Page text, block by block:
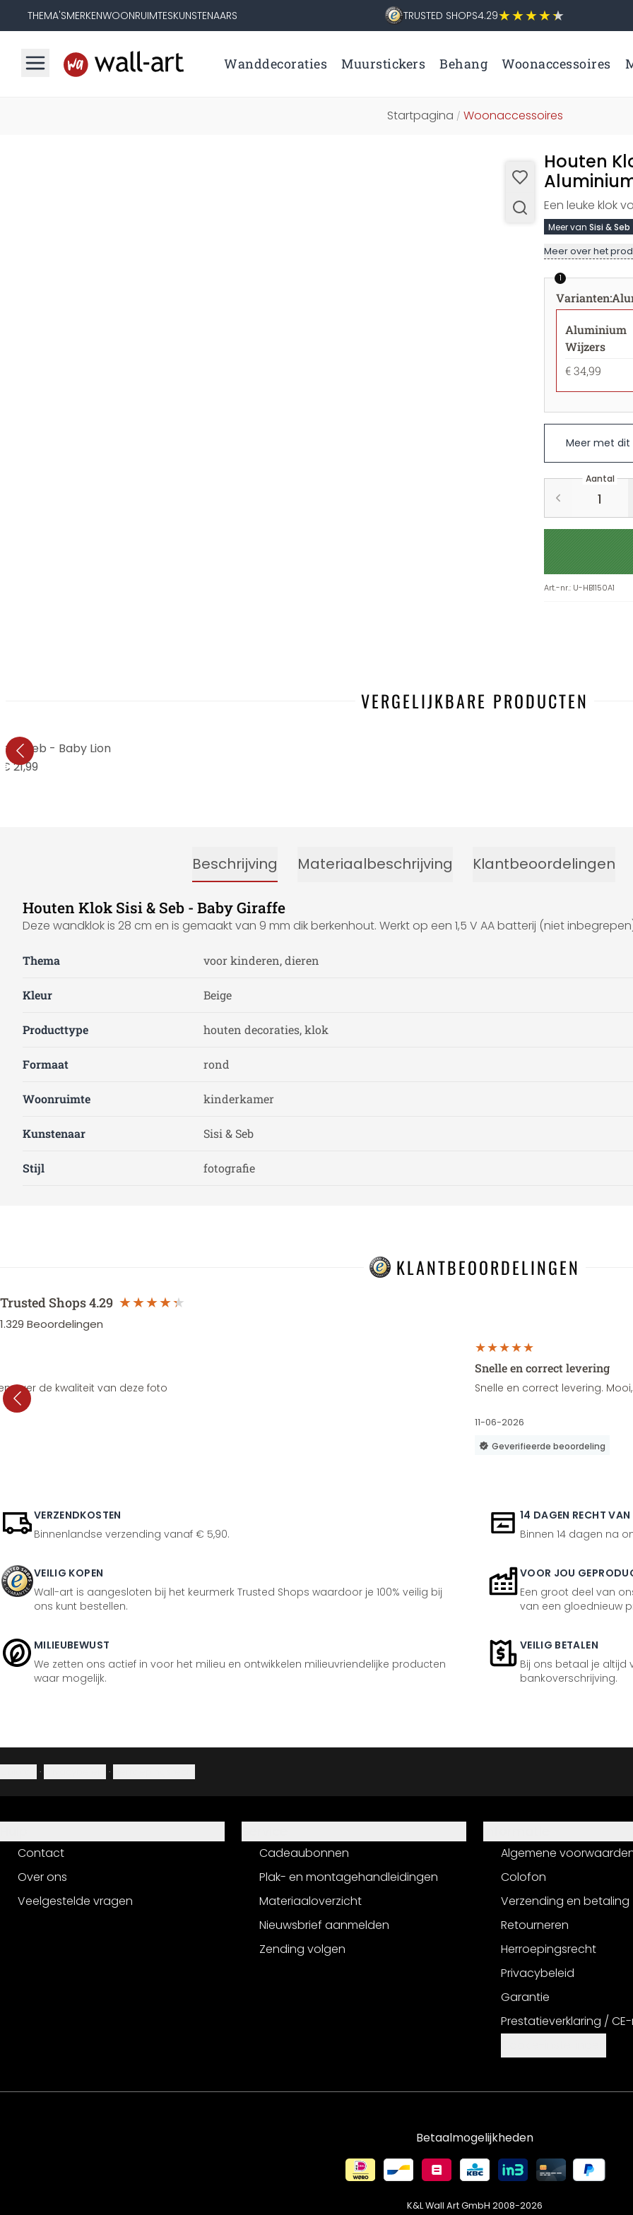
THEMA'SMERKENWOONRUIMTESKUNSTENAARS TRUSTED SHOPS4.29
Wanddecoraties Muurstickers Behang Woonaccessoires
Startpagina / Woonaccessoires
Houten
Een leuke klok
Meer van Sisi & Seb
Meer over het
1
Varianten:
Aluminium
Wijzers
€ 34,99
Meer met dit
Aantal
Art.-nr.: U-HB1150A1
VERGELIJKBARE PRODUCTEN
& Seb - Baby Lion
€ 21,99
Beschrijving Materiaalbeschrijving Klantbeoordelingen
Houten Klok Sisi & Seb - Baby Giraffe
Deze wandklok is 28 cm en is gemaakt van 9 mm dik berkenhout. Werkt op een 1,5 V AA batterij (niet
Thema voor kinderen, dieren
Kleur Beige
Producttype houten decoraties, klok
Formaat rond
Woonruimte kinderkamer
Kunstenaar Sisi & Seb
Stijl fotografie
KLANTBEOORDELINGEN
Trusted Shops4.29
1.329 Beoordelingen
over de kwaliteit van deze foto
Snelle en correct levering
Snelle en correct levering.
11-06-2026
Geverifieerde beoordeling
VERZENDKOSTEN
Binnenlandse verzending vanaf € 5,90.
14 DAGEN RECHT VAN
Binnen 14 dagen na
VEILIG KOPEN
Wall-art is aangesloten bij het keurmerk Trusted Shops waardoor je 100% veilig bij
ons kunt bestellen.
VOOR JOU
Een groot deel van
van een gloednieuw
MILIEUBEWUST
We zetten ons actief in voor het milieu en ontwikkelen milieuvriendelijke producten
waar mogelijk.
VEILIG BETALEN
Bij ons betaal je altijd
bankoverschrijving.
· ·
Contact
Over ons
Veelgestelde vragen
Cadeaubonnen
Plak- en montagehandleidingen
Materiaaloverzicht
Nieuwsbrief aanmelden
Zending volgen
Algemene
Colofon
Verzending en betaling
Retourneren
Herroepingsrecht
Privacybeleid
Garantie
Prestatieverklaring /
Betaalmogelijkheden
K&L Wall Art GmbH 2008-2026